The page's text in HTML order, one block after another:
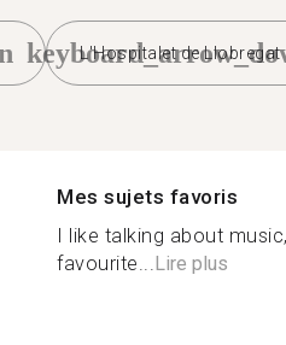
L'Hospitalet de Llobregat
Mes sujets favoris
I like talking about
favourite...Lire plus